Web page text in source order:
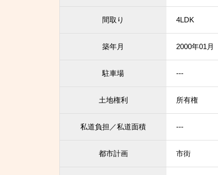
間取り 4LDK
築年月 2000年01月
駐車場 ---
土地権利 所有権
私道負担／私道面積 ---
都市計画 市街